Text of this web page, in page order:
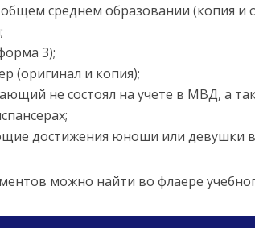
среднем образовании (копия и
3);
(оригинал и копия);
не состоял на учете в МВД, а
достижения юноши или девушки в
можно найти во флаере